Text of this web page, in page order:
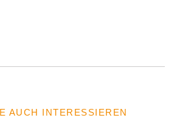
AUCH INTERESSIEREN